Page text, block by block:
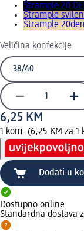
Štrample 20
Štrample
Štrample
Veličina konfekcije
6,25 KM
1 kom. (6,25 KM za 1
Dodati u
Dostupno online
Standardna dostava